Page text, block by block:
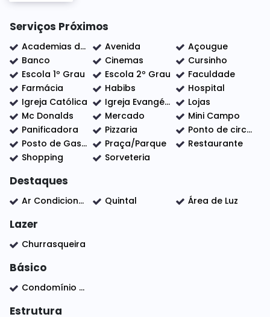
Ar condicionado em toda casa.
Terreno de 310 metros
Construção 192 metros
Condomínio R$ 353,00
Iptu R$ 360,00
O condomínio possui quadra poliesportiva, piscinas
grandes ( adulto e infantil)
Academia completa.
Salão de festas grande e equipado.
Entre em contato e agende uma visita
Serviços Próximos
Academias de ginástica Avenida
Açougue
Banco
Cinemas
Cursinho
Escola 1º Grau
Escola 2º Grau
Faculdade
Farmácia
Habibs
Hospital
Igreja Católica
Igreja Evangélica
Lojas
Mc Donalds
Mercado
Mini Campo
Panificadora
Pizzaria
Ponto de circular
Posto de Gasolina
Praça/Parque
Restaurante
Shopping
Sorveteria
Destaques
Ar Condicionado Quintal Área de Luz
Lazer
Churrasqueira
Básico
Condomínio com segurança e controle de acesso 24 horas e lazer completo, com fácil acesso as principais avenidas e centro da cidade.
Estrutura